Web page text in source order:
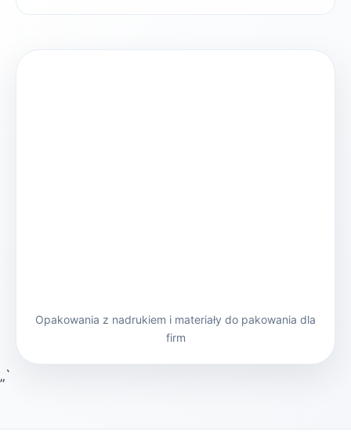
Opakowania z nadrukiem i materiały do pakowania dla
firm
„`